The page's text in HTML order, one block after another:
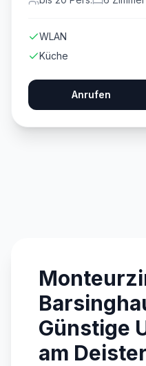
WLAN
Küche
Anrufen
Günstige
am